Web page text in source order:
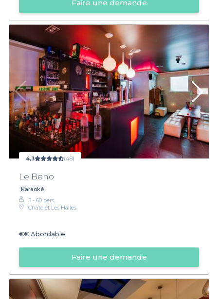
Faire une demande
4,3 (48)
Le Beho
Karaoké
5 - 60 pers.
Châtelet Les Halles
€€ Abordable
Faire une demande